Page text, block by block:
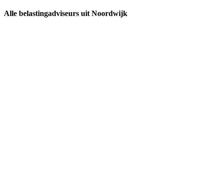
Alle belastingadviseurs uit Noordwijk